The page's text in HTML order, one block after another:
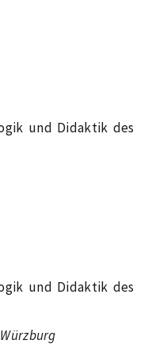
und Didaktik des
und Didaktik des